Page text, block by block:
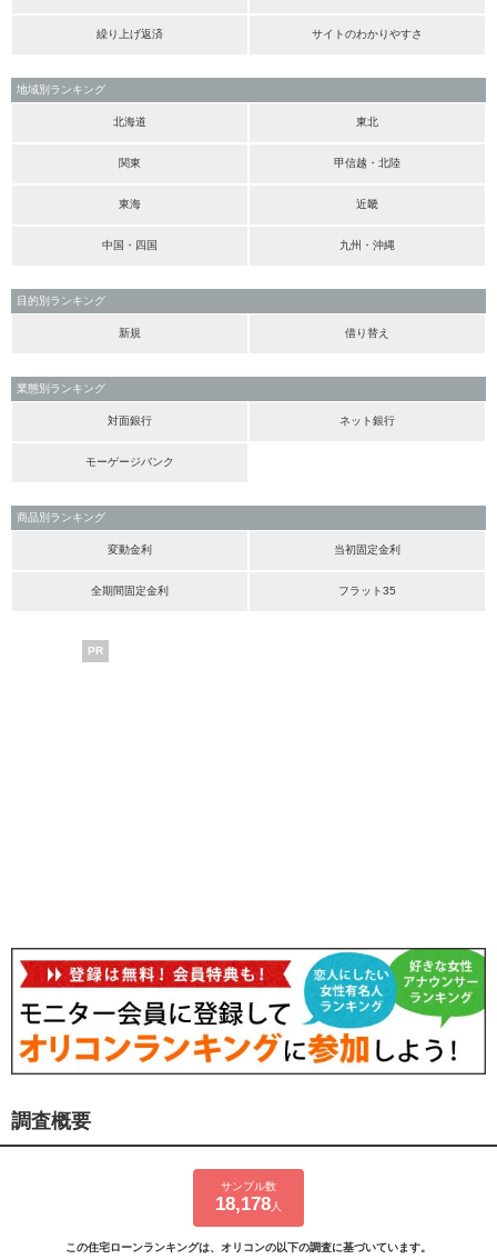
繰り上げ返済 サイトのわかりやすさ
地域別ランキング
北海道 東北
関東 甲信越・北陸
東海 近畿
中国・四国 九州・沖縄
目的別ランキング
新規 借り替え
業態別ランキング
対面銀行 ネット銀行
モーゲージバンク
商品別ランキング
変動金利 当初固定金利
全期間固定金利 フラット35
PR
調査概要
サンプル数
18,178 人
この住宅ローンランキングは、オリコンの以下の調査に基づいています。